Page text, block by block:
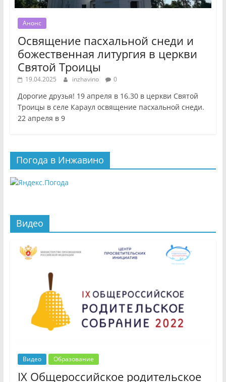
Анонс
Освящение пасхальной снеди и
божественная литургия в церкви
Святой Троицы
19.04.2025 inzhavino 0
Дорогие друзья! 19 апреля в 16.30 в церкви Святой
Троицы в селе Караул освящение пасхальной снеди.
22 апреля в 9
Погода в Инжавино
Видео
Видео Образование
IX Общероссийское родительское